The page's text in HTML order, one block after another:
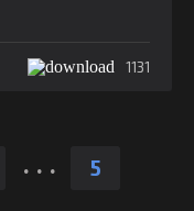
1131
. . . 5